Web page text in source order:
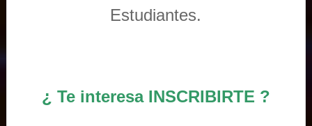
Estudiantes.
¿ Te interesa INSCRIBIRTE ?